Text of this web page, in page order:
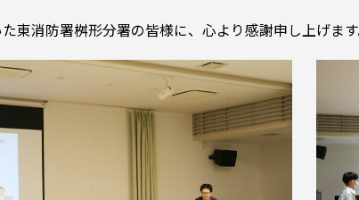
東消防署桝形分署の皆様に、心より感謝申し上げます